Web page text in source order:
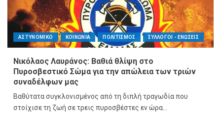
ΑΣΤΥΝΟΜΙΚΟ ΚΟΙΝΩΝΙΑ ΠΟΛΙΤΙΣΜΟΣ ΣΥΛΛΟΓΟΙ - ΕΝΩΣΕΙΣ
Νικόλαος Λαυράνος: Βαθιά θλίψη στο
Πυροσβεστικό Σώμα για την απώλεια των τριών
συναδέλφων μας
Βαθύτατα συγκλονισμένος από τη διπλή τραγωδία που
στοίχισε τη ζωή σε τρεις πυροσβέστες εν ώρα...